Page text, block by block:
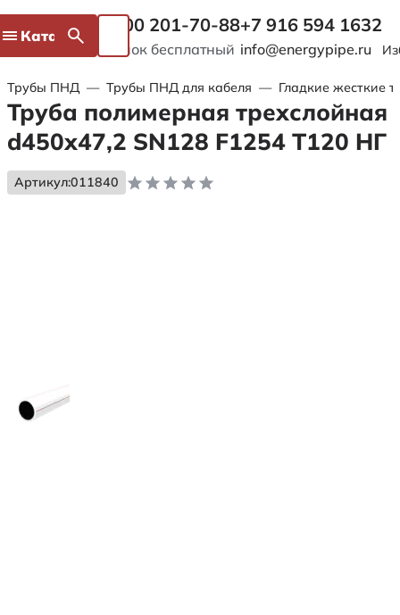
Каталог 8 800 201-70-88
Звонок бесплатный
+7 916 594 1632
info@energypipe.ru
Трубы ПНД — Трубы ПНД для кабеля — Гладкие жесткие
Труба полимерная трехслойная
d450х47,2 SN128 F1254 Т120 НГ
Артикул:011840